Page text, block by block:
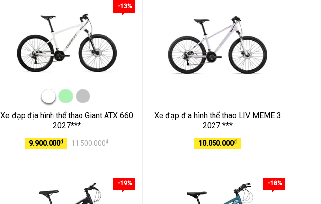
-13%
Xe đạp địa hình thể thao Giant ATX 660
2027***
9.900.000₫ 11.500.000₫
Xe đạp địa hình thể thao LIV MEME 3
2027 ***
10.050.000₫
-19% -18%